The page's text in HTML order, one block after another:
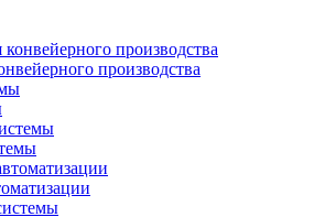
производства